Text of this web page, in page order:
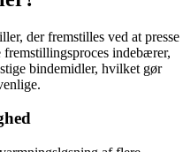
der fremstilles ved at presse
indebærer,
bindemidler, hvilket gør